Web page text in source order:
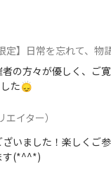
日常を忘れて、物語の主人公に
の方々が優しく、ご
た🙂‍↕️
エイター）
いました！楽しくご
す(*^^*)